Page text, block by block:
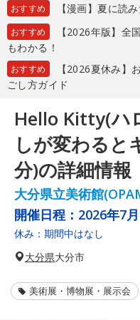
おすすめ 【漫画】夏に読
おすすめ
【2026年版】全
もわかる！
おすすめ
【2026夏休み】
ごし方ガイド
Hello Kitty(ハ
しが変わると
分)の詳細情報
大分県立美術館
開催日程： 2026年7
休み：期間中はなし
大分県大分市
美術展・博物展・展示会